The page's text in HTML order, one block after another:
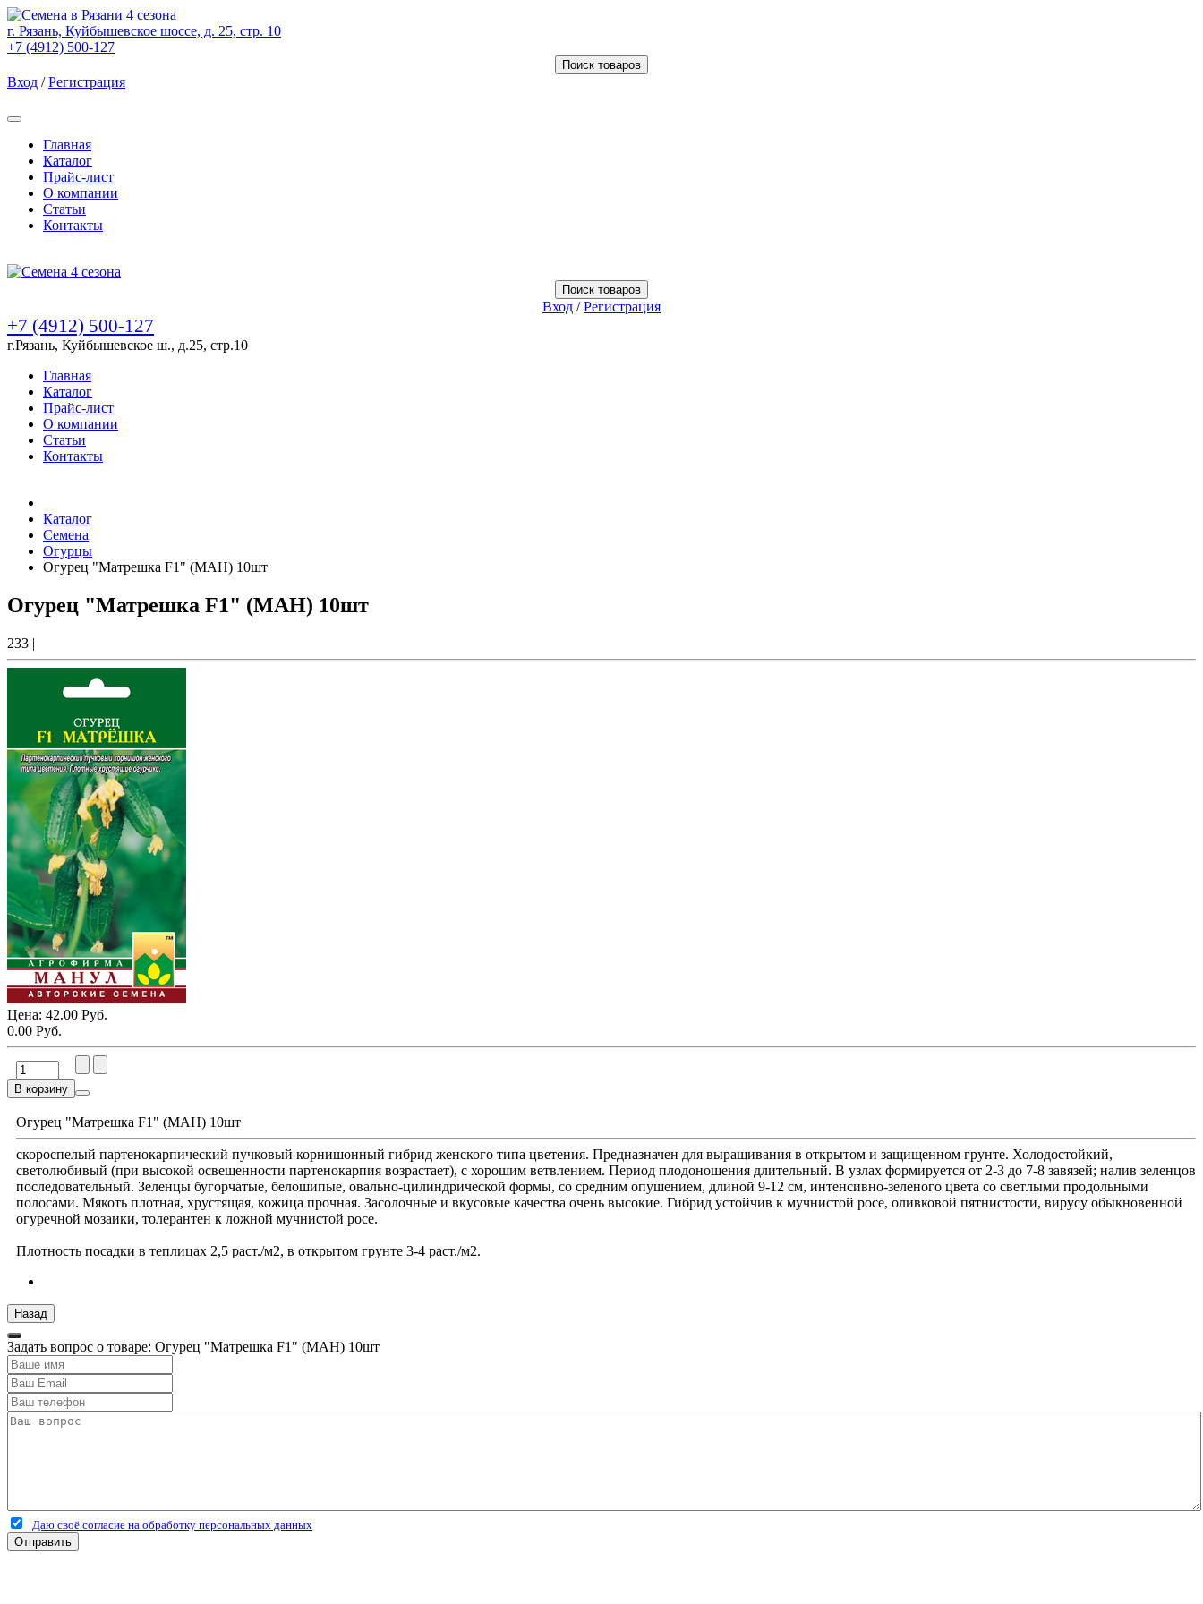
г. Рязань, Куйбышевское шоссе, д. 25, стр. 10
+7 (4912) 500-127
Поиск товаров
Вход /Регистрация
Главная
Каталог
Прайс-лист
О компании
Статьи
Контакты
Поиск товаров
Вход /Регистрация
+7 (4912) 500-127
г.Рязань, Куйбышевское ш., д.25, стр.10
Главная
Каталог
Прайс-лист
О компании
Статьи
Контакты
Каталог
Семена
Огурцы
Огурец "Матрешка F1" (МАН) 10шт
Огурец "Матрешка F1" (МАН) 10шт
233 |
Цена: 42.00 Руб.
0.00 Руб.
В корзину
Огурец "Матрешка F1" (МАН) 10шт
скороспелый партенокарпический пучковый корнишонный гибрид женского типа цветения. Предназначен для выращивания в открытом и защищенном грунте. Холодостойкий,
светолюбивый (при высокой освещенности партенокарпия возрастает), с хорошим ветвлением. Период плодоношения длительный. В узлах формируется от 2-3 до 7-8 завязей; налив зеленцов
последовательный. Зеленцы бугорчатые, белошипые, овально-цилиндрической формы, со средним опушением, длиной 9-12 см, интенсивно-зеленого цвета со светлыми продольными
полосами. Мякоть плотная, хрустящая, кожица прочная. Засолочные и вкусовые качества очень высокие. Гибрид устойчив к мучнистой росе, оливковой пятнистости, вирусу обыкновенной
огуречной мозаики, толерантен к ложной мучнистой росе.
Плотность посадки в теплицах 2,5 раст./м2, в открытом грунте 3-4 раст./м2.
Задать вопрос о товаре: Огурец "Матрешка F1" (МАН) 10шт
Даю своё согласие на обработку персональных данных
Отправить